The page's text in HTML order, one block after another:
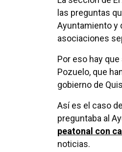
las preguntas
Ayuntamiento y
asociaciones
Por eso hay
Pozuelo, que
gobierno de
Así es el caso
preguntaba al
peatonal con
noticias.